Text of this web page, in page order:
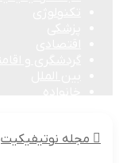
مجله نوتیفیکیت